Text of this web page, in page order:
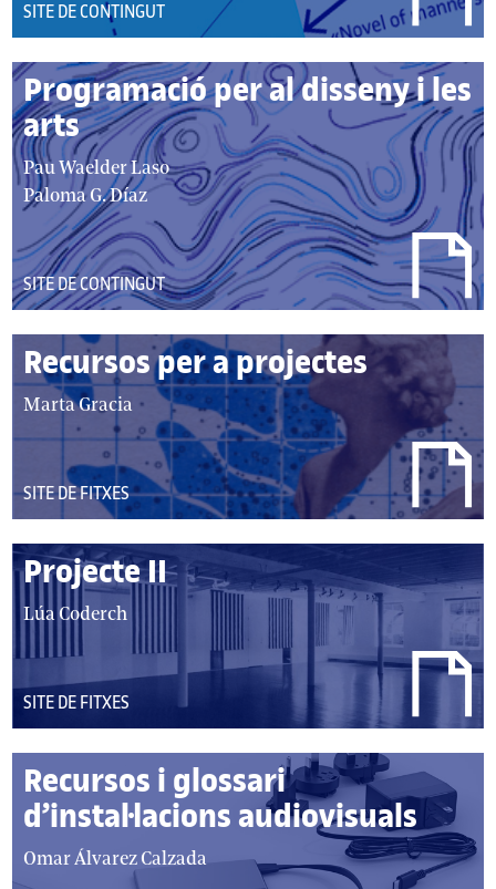
DEL
TIPUS:
SITE DE CONTINGUT
Programació per al disseny i les
arts
autor/autors:
Pau Waelder Laso
Paloma G. Díaz
DEL
TIPUS:
SITE DE CONTINGUT
Recursos per a projectes
autor/autors:
Marta Gracia
DEL
TIPUS:
SITE DE FITXES
Projecte II
autor/autors:
Lúa Coderch
DEL
TIPUS:
SITE DE FITXES
Recursos i glossari
d’instal·lacions audiovisuals
autor/autors:
Omar Álvarez Calzada